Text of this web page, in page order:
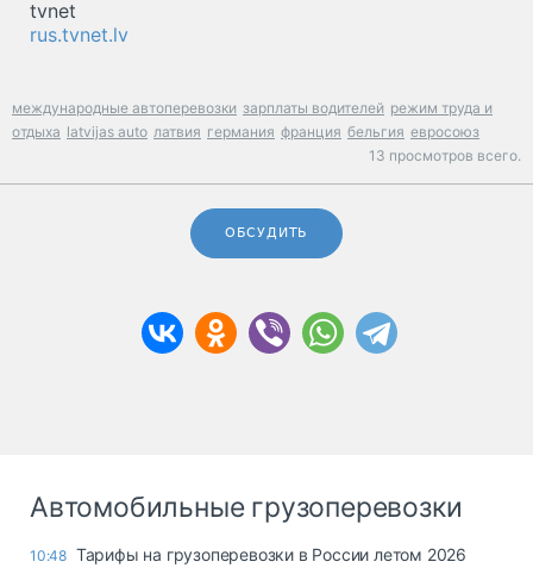
tvnet
rus.tvnet.lv
международные автоперевозки зарплаты водителей режим труда и
отдыха latvijas auto латвия германия франция бельгия евросоюз
13 просмотров всего.
ОБСУДИТЬ
Автомобильные грузоперевозки
10:48 Тарифы на грузоперевозки в России летом 2026